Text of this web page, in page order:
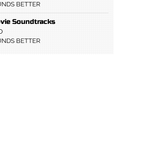
BETTER
Soundtracks
BETTER